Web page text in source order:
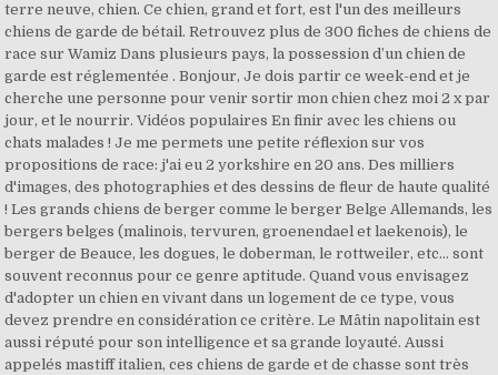
terre neuve, chien. Ce chien, grand et fort, est l'un des meilleurs
chiens de garde de bétail. Retrouvez plus de 300 fiches de chiens de
race sur Wamiz Dans plusieurs pays, la possession d’un chien de
garde est réglementée . Bonjour, Je dois partir ce week-end et je
cherche une personne pour venir sortir mon chien chez moi 2 x par
jour, et le nourrir. Vidéos populaires En finir avec les chiens ou
chats malades ! Je me permets une petite réflexion sur vos
propositions de race: j'ai eu 2 yorkshire en 20 ans. Des milliers
d'images, des photographies et des dessins de fleur de haute qualité
! Les grands chiens de berger comme le berger Belge Allemands, les
bergers belges (malinois, tervuren, groenendael et laekenois), le
berger de Beauce, les dogues, le doberman, le rottweiler, etc… sont
souvent reconnus pour ce genre aptitude. Quand vous envisagez
d'adopter un chien en vivant dans un logement de ce type, vous
devez prendre en considération ce critère. Le Mâtin napolitain est
aussi réputé pour son intelligence et sa grande loyauté. Aussi
appelés mastiff italien, ces chiens de garde et de chasse sont très